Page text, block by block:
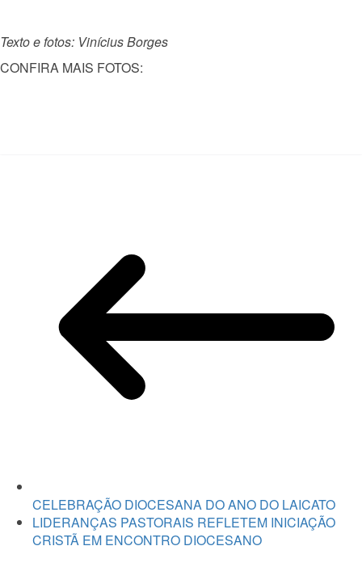
Texto e fotos: Vinícius Borges
CONFIRA MAIS FOTOS:
CELEBRAÇÃO DIOCESANA DO ANO DO LAICATO
LIDERANÇAS PASTORAIS REFLETEM INICIAÇÃO
CRISTÃ EM ENCONTRO DIOCESANO